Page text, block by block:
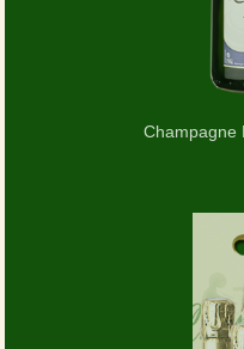
Champagne